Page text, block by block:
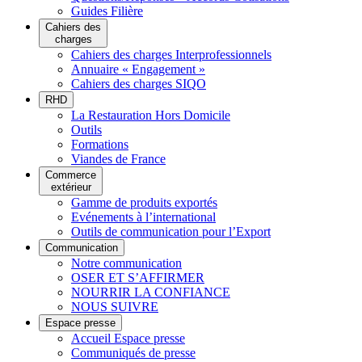
Guides Filière
Cahiers des
charges
Cahiers des charges Interprofessionnels
Annuaire « Engagement »
Cahiers des charges SIQO
RHD
La Restauration Hors Domicile
Outils
Formations
Viandes de France
Commerce
extérieur
Gamme de produits exportés
Evénements à l’international
Outils de communication pour l’Export
Communication
Notre communication
OSER ET S’AFFIRMER
NOURRIR LA CONFIANCE
NOUS SUIVRE
Espace presse
Accueil Espace presse
Communiqués de presse